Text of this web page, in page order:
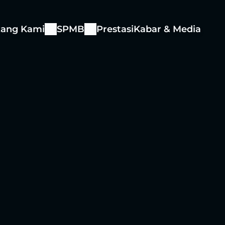
Kami SPMB PrestasiKabar & Media